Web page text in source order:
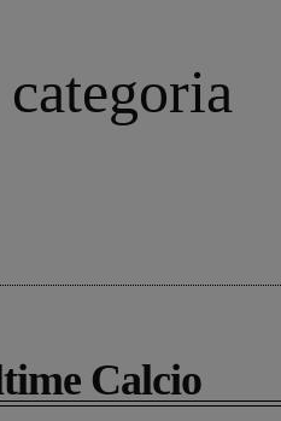
Calcio